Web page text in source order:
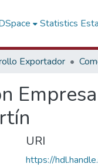
Statistics
Exportador
URI
https://